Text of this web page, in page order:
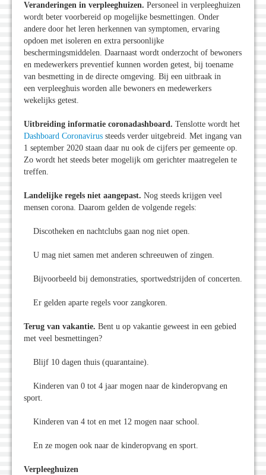
Veranderingen in verpleeghuizen. Personeel in verpleeghuizen
wordt beter voorbereid op mogelijke besmettingen. Onder
andere door het leren herkennen van symptomen, ervaring
opdoen met isoleren en extra persoonlijke
beschermingsmiddelen. Daarnaast wordt onderzocht of bewoners
en medewerkers preventief kunnen worden getest, bij toename
van besmetting in de directe omgeving. Bij een uitbraak in
een verpleeghuis worden alle bewoners en medewerkers
wekelijks getest.
Uitbreiding informatie coronadashboard. Tenslotte wordt het
Dashboard Coronavirus steeds verder uitgebreid. Met ingang van
1 september 2020 staan daar nu ook de cijfers per gemeente op.
Zo wordt het steeds beter mogelijk om gerichter maatregelen te
treffen.
Landelijke regels niet aangepast. Nog steeds krijgen veel
mensen corona. Daarom gelden de volgende regels:
Discotheken en nachtclubs gaan nog niet open.
U mag niet samen met anderen schreeuwen of zingen.
Bijvoorbeeld bij demonstraties, sportwedstrijden of concerten.
Er gelden aparte regels voor zangkoren.
Terug van vakantie. Bent u op vakantie geweest in een gebied
met veel besmettingen?
Blijf 10 dagen thuis (quarantaine).
Kinderen van 0 tot 4 jaar mogen naar de kinderopvang en
sport.
Kinderen van 4 tot en met 12 mogen naar school.
En ze mogen ook naar de kinderopvang en sport.
Verpleeghuizen